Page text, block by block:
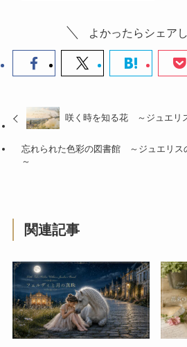
よかったらシェア
咲く時を知る花 ～ジュエリ
忘れられた色彩の図書館 ～ジュエリス
～
関連記事